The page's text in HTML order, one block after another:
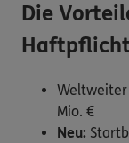
Die
Haftpflicht
Weltweiter
Mio. €
Neu: